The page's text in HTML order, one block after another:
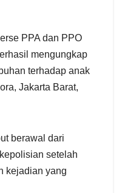
PPA dan PPO
mengungkap
terhadap anak
Jakarta Barat,
berawal dari
setelah
kejadian yang